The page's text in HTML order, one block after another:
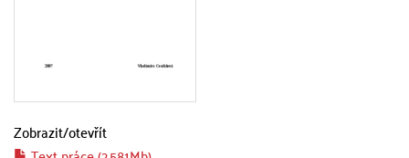
Zobrazit/otevřít